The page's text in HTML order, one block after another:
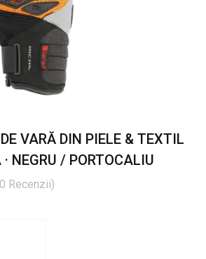
VARĂ DIN PIELE & TEXTIL
NEGRU / PORTOCALIU
0 Recenzii)